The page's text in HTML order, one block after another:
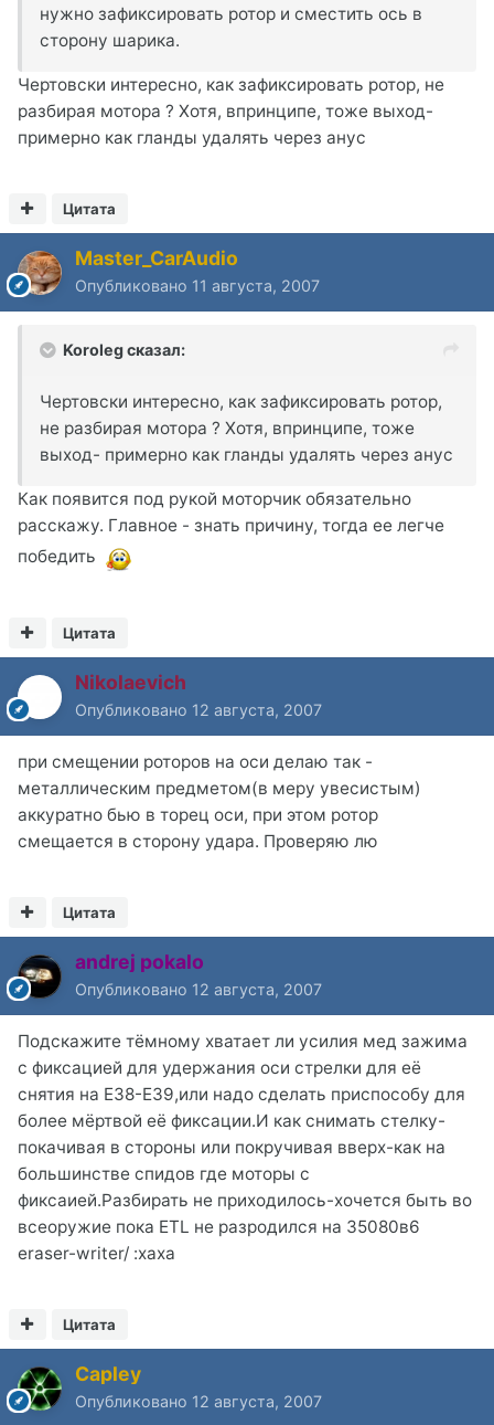
нужно зафиксировать ротор и сместить ось в
сторону шарика.
Чертовски интересно, как зафиксировать ротор, не
разбирая мотора ? Хотя, впринципе, тоже выход-
примерно как гланды удалять через анус
Цитата
Master_CarAudio
Опубликовано 11 августа, 2007
Koroleg сказал:
Чертовски интересно, как зафиксировать ротор,
не разбирая мотора ? Хотя, впринципе, тоже
выход- примерно как гланды удалять через анус
Как появится под рукой моторчик обязательно
расскажу. Главное - знать причину, тогда ее легче
победить
Цитата
Nikolaevich
Опубликовано 12 августа, 2007
при смещении роторов на оси делаю так -
металлическим предметом(в меру увесистым)
аккуратно бью в торец оси, при этом ротор
смещается в сторону удара. Проверяю лю
Цитата
andrej pokalo
Опубликовано 12 августа, 2007
Подскажите тёмному хватает ли усилия мед зажима
с фиксацией для удержания оси стрелки для её
снятия на Е38-Е39,или надо сделать приспособу для
более мёртвой её фиксации.И как снимать стелку-
покачивая в стороны или покручивая вверх-как на
большинстве спидов где моторы с
фиксаией.Разбирать не приходилось-хочется быть во
всеоружие пока ETL не разродился на 35080в6
eraser-writer/ :xaxa
Цитата
Capley
Опубликовано 12 августа, 2007